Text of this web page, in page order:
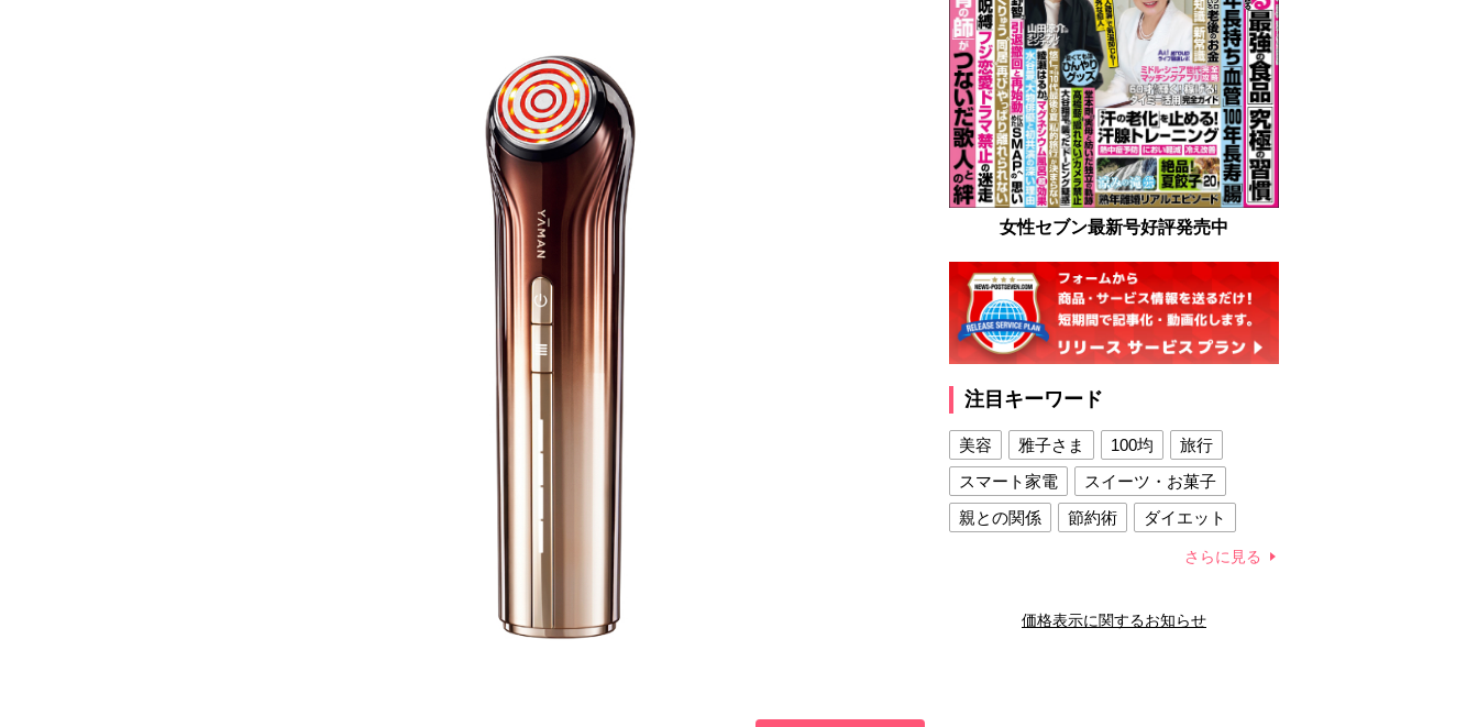
女性セブン最新号好評発売中
注目キーワード
美容 雅子さま 100均
旅行
スマート家電
スイーツ・お菓子
親との関係
節約術
ダイエット
夫との関係
新津春子 どか食い
さらに見る
価格表示に関するお知らせ